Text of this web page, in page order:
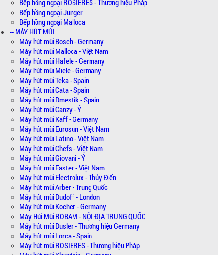
Bếp hồng ngoại ROSIERES - Thương hiệu Pháp
Bếp hồng ngoại Junger
Bếp hồng ngoại Malloca
-- MÁY HÚT MÙI
Máy hút mùi Bosch - Germany
Máy hút mùi Malloca - Việt Nam
Máy hút mùi Hafele - Germany
Máy hút mùi Miele - Germany
Máy hút mùi Teka - Spain
Máy hút mùi Cata - Spain
Máy hút mùi Dmestik - Spain
Máy hút mùi Canzy - Ý
Máy hút mùi Kaff - Germany
Máy hút mùi Eurosun - Việt Nam
Máy hút mùi Latino - Việt Nam
Máy hút mùi Chefs - Việt Nam
Máy hút mùi Giovani - Ý
Máy hút mùi Faster - Việt Nam
Máy hút mùi Electrolux - Thủy Điển
Máy hút mùi Arber - Trung Quốc
Máy hút mùi Dudoff - London
Máy hút mùi Kocher - Germany
Máy Húi Mùi ROBAM - NỘI ĐỊA TRUNG QUỐC
Máy hút mùi Dusler - Thương hiệu Germany
Máy hút mùi Lorca - Spain
Máy hút mùi ROSIERES - Thương hiệu Pháp